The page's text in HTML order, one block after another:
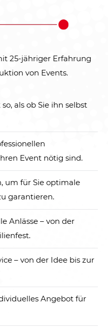
25-jähriger Erfahrung
von Events.
als ob Sie ihn selbst
Event nötig sind.
um für Sie optimale
garantieren.
Anlässe – von der
– von der Idee bis zur
Angebot für